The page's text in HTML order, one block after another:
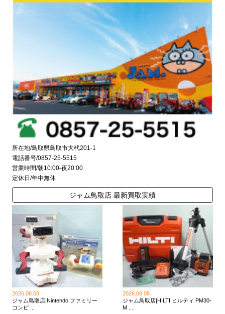
所在地/鳥取県鳥取市大杙201-1
電話番号/0857-25-5515
営業時間/朝10:00-夜20:00
定休日/年中無休
ジャム鳥取店 最新買取実績
2026.08.08
ジャム鳥取店|Nintendo ファミリー
コンピ ...
2026.08.08
ジャム鳥取店|HILTI ヒルティ PM30-
M ...